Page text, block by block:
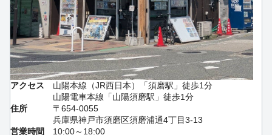
アクセス
山陽本線（JR西日本）「須磨駅」徒歩1分
山陽電車本線「山陽須磨駅」徒歩1分
住所
〒654-0055
兵庫県神戸市須磨区須磨浦通4丁目3-13
営業時間
10:00～18:00